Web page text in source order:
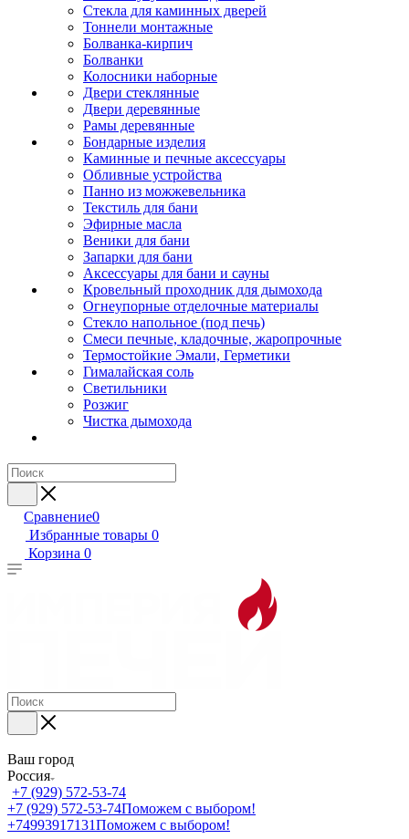
Стекла для каминных дверей
Тоннели монтажные
Болванка-кирпич
Болванки
Колосники наборные
Двери стеклянные
Двери деревянные
Рамы деревянные
Бондарные изделия
Каминные и печные аксессуары
Обливные устройства
Панно из можжевельника
Текстиль для бани
Эфирные масла
Веники для бани
Запарки для бани
Аксессуары для бани и сауны
Кровельный проходник для дымохода
Огнеупорные отделочные материалы
Стекло напольное (под печь)
Смеси печные, кладочные, жаропрочные
Термостойкие Эмали, Герметики
Гималайская соль
Светильники
Розжиг
Чистка дымохода
Сравнение0
Избранные товары 0
Корзина 0
Ваш город
Россия
+7 (929) 572-53-74
+7 (929) 572-53-74Поможем с выбором!
+74993917131Поможем с выбором!